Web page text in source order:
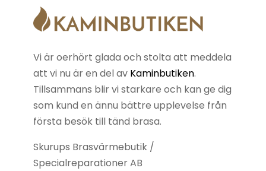
Vi är oerhört glada och stolta att meddela
att vi nu är en del av Kaminbutiken.
Tillsammans blir vi starkare och kan ge dig
som kund en ännu bättre upplevelse från
första besök till tänd brasa.
Skurups Brasvärmebutik /
Specialreparationer AB